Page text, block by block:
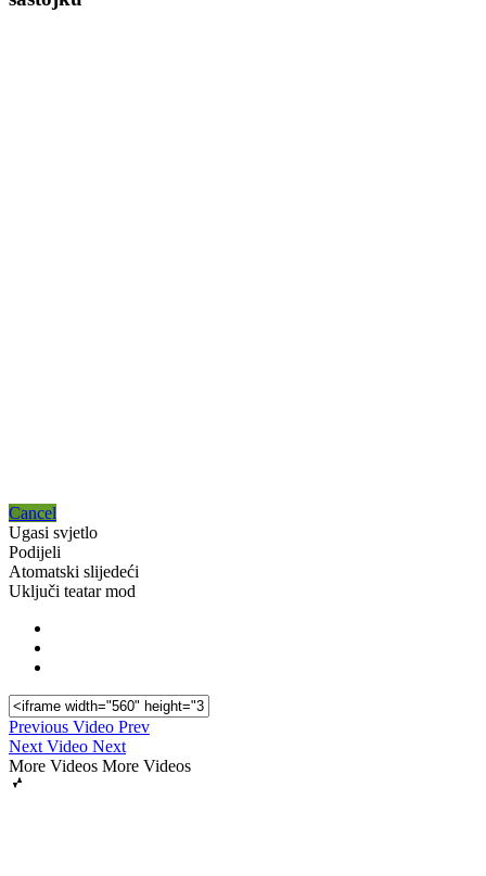
Cancel
Ugasi svjetlo
Podijeli
Atomatski slijedeći
Uključi teatar mod
Previous Video Prev
Next Video Next
More Videos More Videos